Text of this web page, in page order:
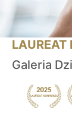
LAUREAT
Galeria